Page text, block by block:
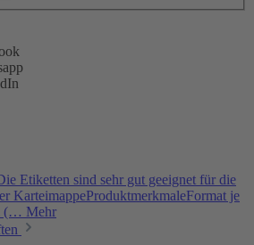
Etiketten sind sehr gut geeignet für die
KarteimappeProduktmerkmaleFormat je
(… Mehr